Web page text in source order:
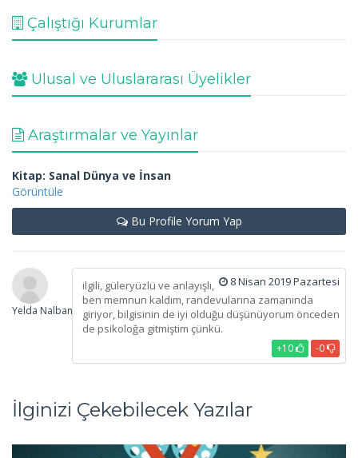
Çalıştığı Kurumlar
Ulusal ve Uluslararası Üyelikler
Araştırmalar ve Yayınlar
Kitap: Sanal Dünya ve İnsan
Görüntüle
Bu Profile Yorum Yap
Yelda Nalbantoğlu
8 Nisan 2019 Pazartesi
ilgili, güleryüzlü ve anlayışlı,
ben memnun kaldım, randevularına zamanında
giriyor, bilgisinin de iyi olduğu düşünüyorum önceden
de psikoloğa gitmiştim çünkü.
+10 -0
İlginizi Çekebilecek Yazılar